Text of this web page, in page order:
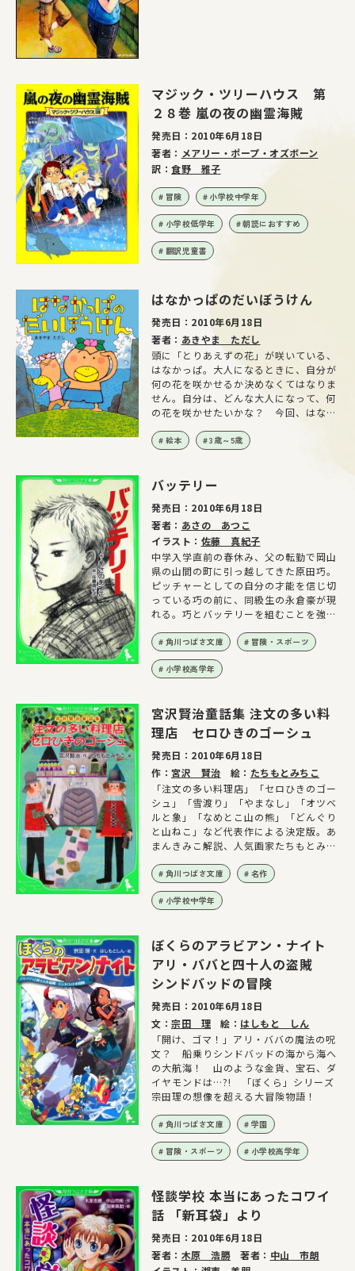
マジック・ツリーハウス 第
２８巻 嵐の夜の幽霊海賊
発売日： 2010年6月18日
著者： メアリー・ポープ・オズボーン
訳：食野 雅子
冒険 小学校中学年
小学校低学年 朝読におすすめ
翻訳児童書
はなかっぱのだいぼうけん
発売日： 2010年6月18日
著者： あきやま ただし
頭に「とりあえずの花」が咲いている、
はなかっぱ。大人になるときに、自分が
何の花を咲かせるか決めなくてはなりま
せん。自分は、どんな大人になって、何
の花を咲かせたいかな？ 今回、はなか
す。海を渡り、山を越え、世界中の花を
＆大人気の、原作絵本です。
絵本 3歳～5歳
バッテリー
発売日： 2010年6月18日
著者： あさの あつこ
イラスト： 佐藤 真紀子
中学入学直前の春休み、父の転勤で岡山
県の山間の町に引っ越してきた原田巧。
ピッチャーとしての自分の才能を信じ切
っている巧の前に、同級生の永倉豪が現
れる。巧とバッテリーを組むことを強く
角川つばさ文庫 冒険・スポーツ
小学校高学年
宮沢賢治童話集 注文の多い料
理店 セロひきのゴーシュ
発売日： 2010年6月18日
作：宮沢 賢治 絵： たちもとみちこ
「注文の多い料理店」「セロひきのゴー
シュ」「雪渡り」「やまなし」「オツベ
ルと象」「なめとこ山の熊」「どんぐり
と山ねこ」など代表作による決定版。あ
まんきみこ解説、人気画家たちもとみち
角川つばさ文庫 名作
小学校中学年
ぼくらのアラビアン・ナイト
アリ・ババと四十人の盗賊
シンドバッドの冒険
発売日： 2010年6月18日
文：宗田 理 絵： はしもと しん
「開け、ゴマ！」アリ・ババの魔法の呪
文？ 船乗りシンドバッドの海から海へ
の大航海！ 山のような金貨、宝石、ダ
イヤモンドは…?! 「ぼくら」シリーズ
宗田理の想像を超える大冒険物語！
角川つばさ文庫 学園
冒険・スポーツ 小学校高学年
怪談学校 本当にあったコワイ
話 「新耳袋」より
発売日： 2010年6月18日
著者： 木原 浩勝 著者： 中山 市朗